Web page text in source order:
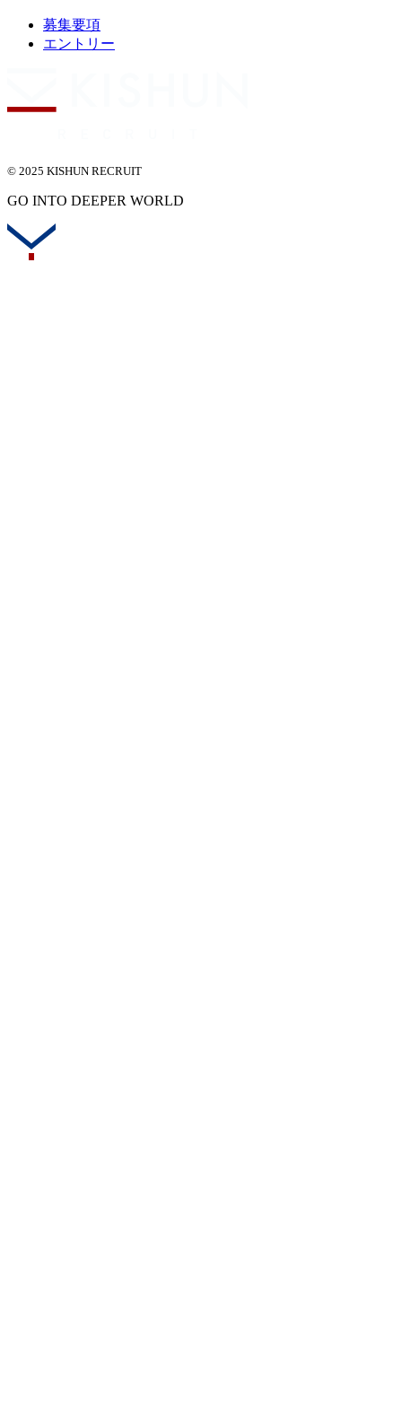
募集要項
エントリー
© 2025 KISHUN RECRUIT
GO INTO DEEPER WORLD